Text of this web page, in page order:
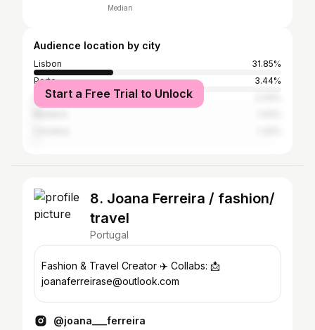
Median
Audience location by city
Lisbon
31.85%
Porto
3.44%
Cascais
Start a Free Trial to Unlock
8. Joana Ferreira / fashion/
travel
Portugal
Fashion & Travel Creator ✈️ Collabs: 📩
joanaferreirase@outlook.com
@joana___ferreira